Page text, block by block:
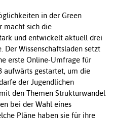
in der Green
macht sich die
und entwickelt aktuell drei
Wissenschaftsladen setzt
erste Online-Umfrage für
aufwärts gestartet, um die
der Jugendlichen
den Themen Strukturwandel
bei der Wahl eines
Pläne haben sie für ihre